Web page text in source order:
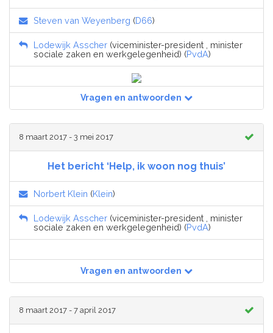
Steven van Weyenberg (D66)
Lodewijk Asscher (viceminister-president , minister
sociale zaken en werkgelegenheid) (PvdA)
Vragen en antwoorden
8 maart 2017 - 3 mei 2017
Het bericht ‘Help, ik woon nog thuis’
Norbert Klein (Klein)
Lodewijk Asscher (viceminister-president , minister
sociale zaken en werkgelegenheid) (PvdA)
Vragen en antwoorden
8 maart 2017 - 7 april 2017